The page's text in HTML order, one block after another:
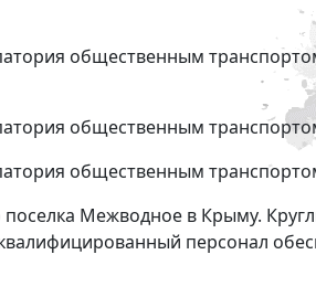
общественным
общественным
общественным
Межводное в Крыму.
персонал